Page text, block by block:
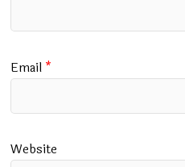
Email *
Website